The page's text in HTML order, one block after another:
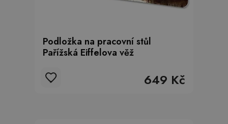
Podložka na pracovní stůl
Pařížská Eiffelova věž
649 Kč